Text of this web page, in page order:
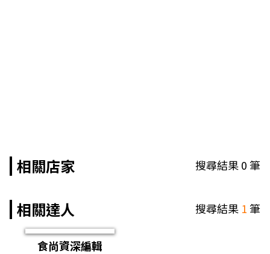
相關店家 搜尋結果0筆
相關達人 搜尋結果 1筆
食尚資深編輯